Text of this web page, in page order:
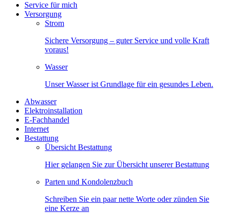
Service für mich
Versorgung
Strom
Sichere Versorgung – guter Service und volle Kraft
voraus!
Wasser
Unser Wasser ist Grundlage für ein gesundes Leben.
Abwasser
Elektroinstallation
E-Fachhandel
Internet
Bestattung
Übersicht Bestattung
Hier gelangen Sie zur Übersicht unserer Bestattung
Parten und Kondolenzbuch
Schreiben Sie ein paar nette Worte oder zünden Sie
eine Kerze an